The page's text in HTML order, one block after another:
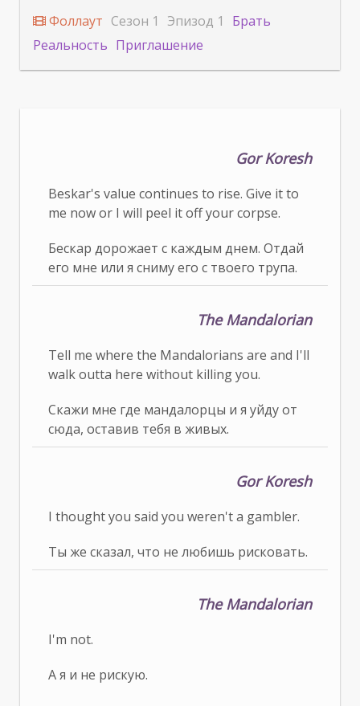
Фоллаут Сезон 1 Эпизод 1
Брать
Реальность Приглашение
Gor Koresh
Beskar's value continues to rise. Give it to
me now or I will peel it off your corpse.
Бескар дорожает с каждым днем. Отдай
его мне или я сниму его с твоего трупа.
The Mandalorian
Tell me where the Mandalorians are and I'll
walk outta here without killing you.
Скажи мне где мандалорцы и я уйду от
сюда, оставив тебя в живых.
Gor Koresh
I thought you said you weren't a gambler.
Ты же сказал, что не любишь рисковать.
The Mandalorian
I'm not.
А я и не рискую.